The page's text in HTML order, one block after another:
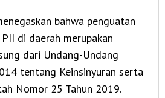
bahwa penguatan
di daerah merupakan
dari Undang-Undang
tentang Keinsinyuran serta
Nomor 25 Tahun 2019.